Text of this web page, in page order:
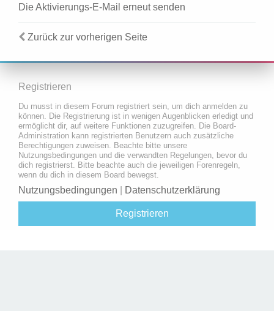
Die Aktivierungs-E-Mail erneut senden
Zurück zur vorherigen Seite
Registrieren
Du musst in diesem Forum registriert sein, um dich anmelden zu
können. Die Registrierung ist in wenigen Augenblicken erledigt und
ermöglicht dir, auf weitere Funktionen zuzugreifen. Die Board-
Administration kann registrierten Benutzern auch zusätzliche
Berechtigungen zuweisen. Beachte bitte unsere
Nutzungsbedingungen und die verwandten Regelungen, bevor du
dich registrierst. Bitte beachte auch die jeweiligen Forenregeln,
wenn du dich in diesem Board bewegst.
Nutzungsbedingungen Datenschutzerklärung
Registrieren